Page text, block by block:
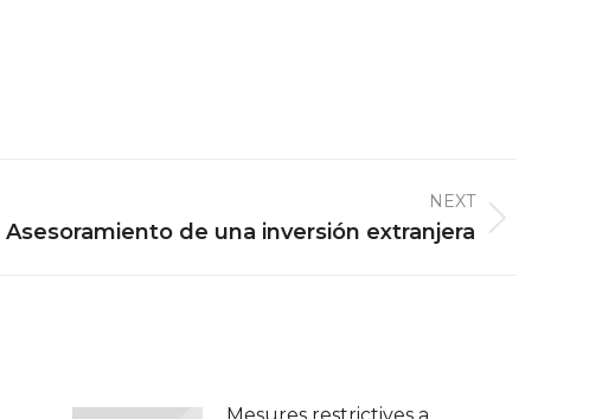
NEXT
Asesoramiento de una inversión extranjera